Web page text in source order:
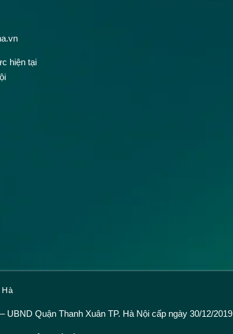
hiện tại
Quận Thanh Xuân TP. Hà Nội cấp ngày 30/12/2019